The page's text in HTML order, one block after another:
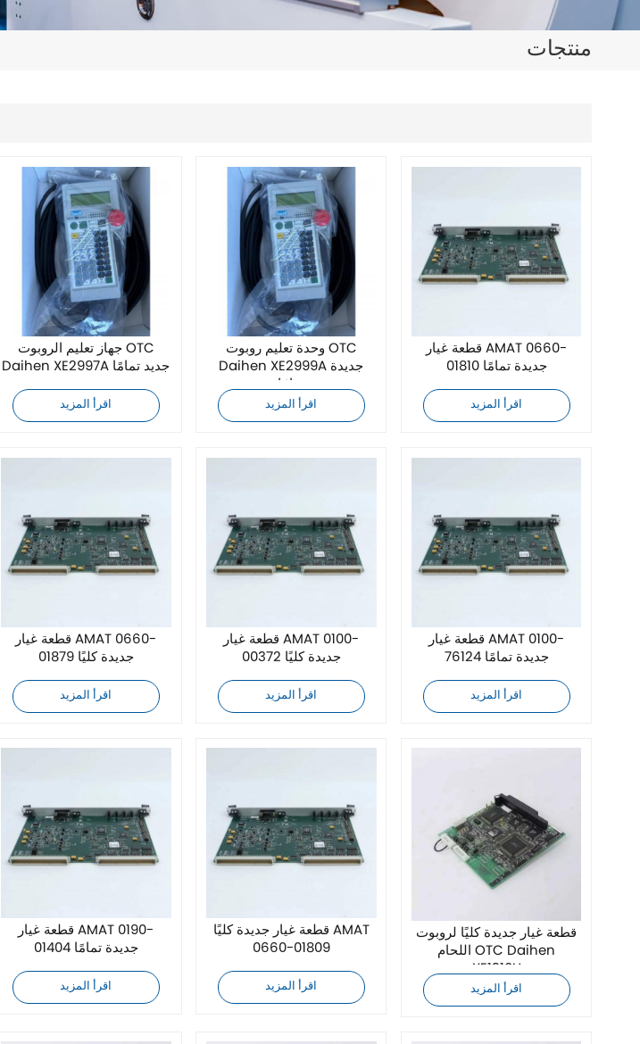
한국의
中文
منتجات
جهاز تعليم الروبوت OTC
Daihen XE2997A جديد تمامًا
اقرأ المزيد
وحدة تعليم روبوت OTC
Daihen XE2999A جديدة
تمامًا
اقرأ المزيد
قطعة غيار AMAT 0660-
01810 جديدة تمامًا
اقرأ المزيد
قطعة غيار AMAT 0660-
01879 جديدة كليًا
اقرأ المزيد
قطعة غيار AMAT 0100-
00372 جديدة كليًا
اقرأ المزيد
قطعة غيار AMAT 0100-
76124 جديدة تمامًا
اقرأ المزيد
قطعة غيار AMAT 0190-
01404 جديدة تمامًا
اقرأ المزيد
قطعة غيار جديدة كليًا AMAT
0660-01809
اقرأ المزيد
قطعة غيار جديدة كليًا لروبوت
اللحام OTC Daihen
XE1310U
اقرأ المزيد